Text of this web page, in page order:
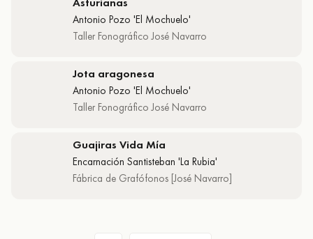
Antonio Pozo 'El Mochuelo'
Taller Fonográfico José Navarro
Jota aragonesa
Antonio Pozo 'El Mochuelo'
Taller Fonográfico José Navarro
Guajiras Vida Mía
Encarnación Santisteban 'La Rubia'
Fábrica de Grafófonos [José Navarro]